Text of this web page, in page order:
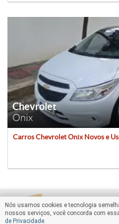
Chevrolet
Onix
Carros Chevrolet Onix Novos e
Nós usamos cookies e tecnologia
nossos serviços, você concorda com
de Privacidade.